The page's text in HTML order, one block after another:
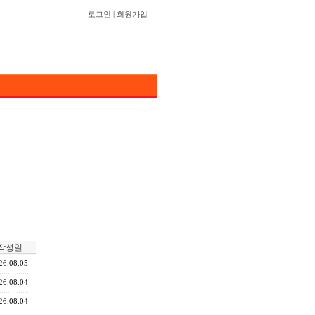
로그인 회원가입
성일